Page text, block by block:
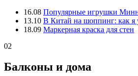
16.08 Популярные игрушки
13.10 В Китай на шоппинг: как я
18.09 Маркерная краска для стен
02
Балконы и дома